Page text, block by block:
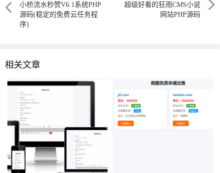
小桥流水秒赞V6.1系统PHP
源码(稳定的免费云任务程
序)
超级好看的狂雨CMS小说
网站PHP源码
相关文章